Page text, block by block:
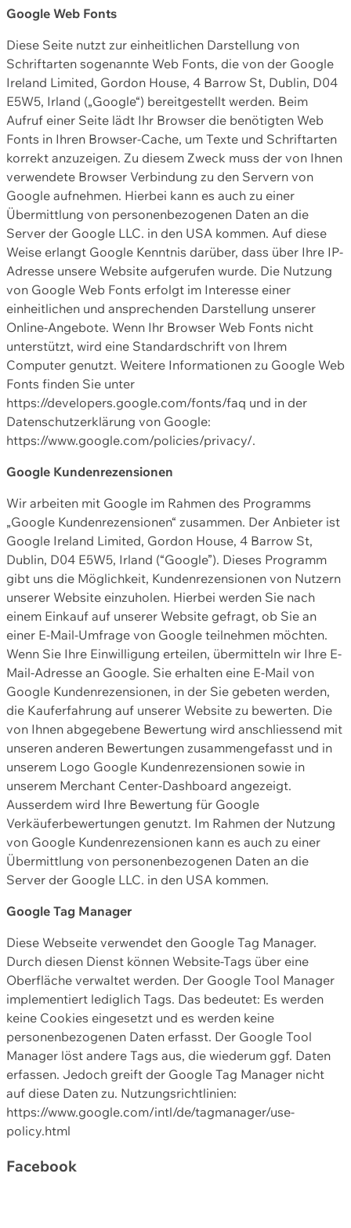
Google Web Fonts
Diese Seite nutzt zur einheitlichen Darstellung von
Schriftarten sogenannte Web Fonts, die von der Google
Ireland Limited, Gordon House, 4 Barrow St, Dublin, D04
E5W5, Irland („Google“) bereitgestellt werden. Beim
Aufruf einer Seite lädt Ihr Browser die benötigten Web
Fonts in Ihren Browser-Cache, um Texte und Schriftarten
korrekt anzuzeigen. Zu diesem Zweck muss der von Ihnen
verwendete Browser Verbindung zu den Servern von
Google aufnehmen. Hierbei kann es auch zu einer
Übermittlung von personenbezogenen Daten an die
Server der Google LLC. in den USA kommen. Auf diese
Weise erlangt Google Kenntnis darüber, dass über Ihre IP-
Adresse unsere Website aufgerufen wurde. Die Nutzung
von Google Web Fonts erfolgt im Interesse einer
einheitlichen und ansprechenden Darstellung unserer
Online-Angebote. Wenn Ihr Browser Web Fonts nicht
unterstützt, wird eine Standardschrift von Ihrem
Computer genutzt. Weitere Informationen zu Google Web
Fonts finden Sie unter
https://developers.google.com/fonts/faq und in der
Datenschutzerklärung von Google:
https://www.google.com/policies/privacy/.
Google Kundenrezensionen
Wir arbeiten mit Google im Rahmen des Programms
„Google Kundenrezensionen“ zusammen. Der Anbieter ist
Google Ireland Limited, Gordon House, 4 Barrow St,
Dublin, D04 E5W5, Irland (“Google”). Dieses Programm
gibt uns die Möglichkeit, Kundenrezensionen von Nutzern
unserer Website einzuholen. Hierbei werden Sie nach
einem Einkauf auf unserer Website gefragt, ob Sie an
einer E-Mail-Umfrage von Google teilnehmen möchten.
Wenn Sie Ihre Einwilligung erteilen, übermitteln wir Ihre E-
Mail-Adresse an Google. Sie erhalten eine E-Mail von
Google Kundenrezensionen, in der Sie gebeten werden,
die Kauferfahrung auf unserer Website zu bewerten. Die
von Ihnen abgegebene Bewertung wird anschliessend mit
unseren anderen Bewertungen zusammengefasst und in
unserem Logo Google Kundenrezensionen sowie in
unserem Merchant Center-Dashboard angezeigt.
Ausserdem wird Ihre Bewertung für Google
Verkäuferbewertungen genutzt. Im Rahmen der Nutzung
von Google Kundenrezensionen kann es auch zu einer
Übermittlung von personenbezogenen Daten an die
Server der Google LLC. in den USA kommen.
Google Tag Manager
Diese Webseite verwendet den Google Tag Manager.
Durch diesen Dienst können Website-Tags über eine
Oberfläche verwaltet werden. Der Google Tool Manager
implementiert lediglich Tags. Das bedeutet: Es werden
keine Cookies eingesetzt und es werden keine
personenbezogenen Daten erfasst. Der Google Tool
Manager löst andere Tags aus, die wiederum ggf. Daten
erfassen. Jedoch greift der Google Tag Manager nicht
auf diese Daten zu. Nutzungsrichtlinien:
https://www.google.com/intl/de/tagmanager/use-
policy.html
Facebook